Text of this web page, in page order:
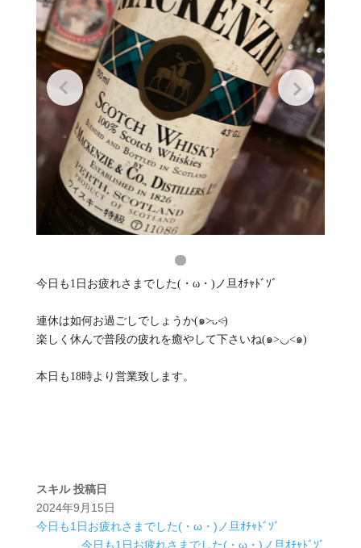
今日も1日お疲れさまでした(・ω・)ノ旦ｵﾁｬﾄﾞｿﾞ
連休は如何お過ごしでしょうか(๑˃̵ᴗ˂̵)
楽しく休んで普段の疲れを癒やして下さいね(๑>◡<๑)
本日も18時より営業致します。
スキル 投稿日
2024年9月15日
今日も1日お疲れさまでした(・ω・)ノ旦ｵﾁｬﾄﾞｿﾞ
今日も1日お疲れさまでした(・ω・)ノ旦ｵﾁｬﾄﾞｿﾞ